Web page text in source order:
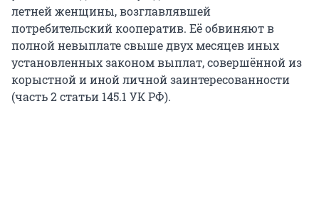
летней женщины, возглавлявшей
потребительский кооператив. Её обвиняют в
полной невыплате свыше двух месяцев иных
установленных законом выплат, совершённой из
корыстной и иной личной заинтересованности
(часть 2 статьи 145.1 УК РФ).